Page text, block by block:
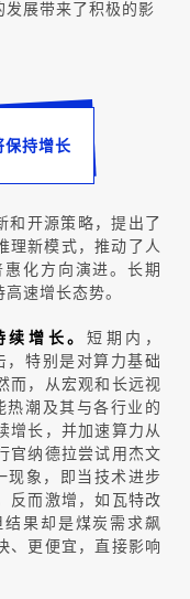
展带来了积极的影
保持增长
和开源策略，提出了
理新模式，推动了人
化方向演进。长期
速增长态势。
续增长。短期内，
，特别是对算力基础
而，从宏观和长远视
热潮及其与各行业的
增长，并加速算力从
官纳德拉尝试用杰文
现象，即当技术进步
反而激增，如瓦特改
果却是煤炭需求飙
、更便宜，直接影响